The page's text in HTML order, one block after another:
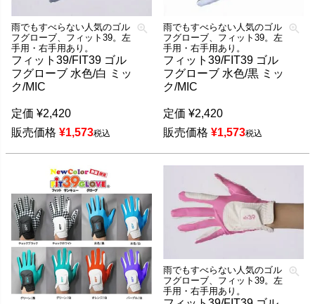
雨でもすべらない人気のゴル
フグローブ、フィット39。左
手用・右手用あり。
フィット39/FIT39 ゴル
フグローブ 水色/白 ミッ
ク/MIC
定価 ¥2,420
販売価格 ¥1,573税込
雨でもすべらない人気のゴル
フグローブ、フィット39。左
手用・右手用あり。
フィット39/FIT39 ゴル
フグローブ 水色/黒 ミッ
ク/MIC
定価 ¥2,420
販売価格 ¥1,573税込
雨でもすべらない人気のゴル
フグローブ、フィット39。左
手用・右手用あり。